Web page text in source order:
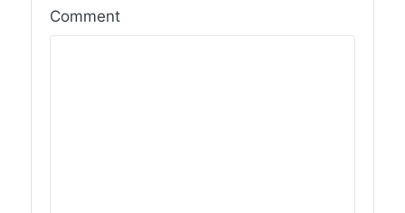
Comment